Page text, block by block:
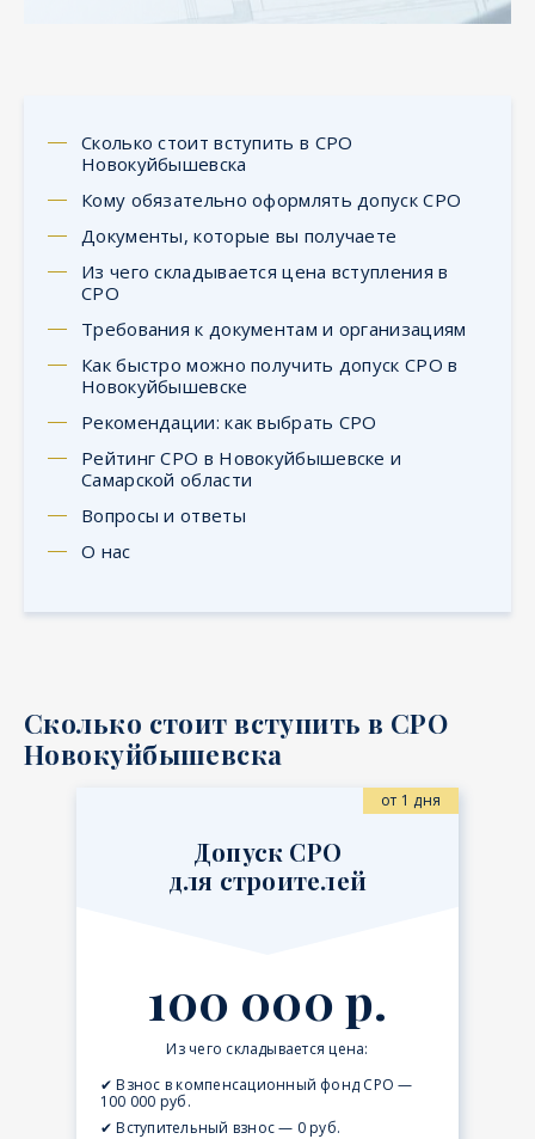
Сколько стоит вступить в СРО
Новокуйбышевска
Кому обязательно оформлять допуск СРО
Документы, которые вы получаете
Из чего складывается цена вступления в
СРО
Требования к документам и организациям
Как быстро можно получить допуск СРО в
Новокуйбышевске
Рекомендации: как выбрать СРО
Рейтинг СРО в Новокуйбышевске и
Самарской области
Вопросы и ответы
О нас
Сколько стоит вступить в СРО
Новокуйбышевска
от 1 дня
Допуск СРО
для строителей
100 000 р.
Из чего складывается цена:
✔ Взнос в компенсационный фонд СРО —
100 000 руб.
✔ Вступительный взнос — 0 руб.